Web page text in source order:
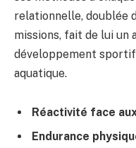
relationnelle, doublée
missions, fait de lui un
développement
aquatique.
Réactivité face
Endurance